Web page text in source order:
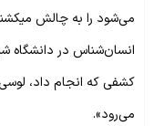
می‌شود را به چالش
انسان‌شناس در دانشگاه
کشفی که انجام داد،
می‌رود».